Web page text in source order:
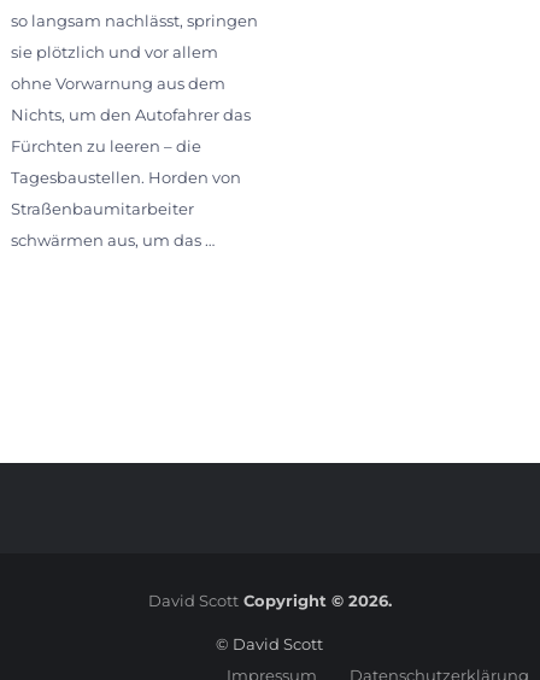
so langsam nachlässt, springen
sie plötzlich und vor allem
ohne Vorwarnung aus dem
Nichts, um den Autofahrer das
Fürchten zu leeren – die
Tagesbaustellen. Horden von
Straßenbaumitarbeiter
schwärmen aus, um das …
David ScottCopyright © 2026.
© David Scott
Impressum
Datenschutzerklärung